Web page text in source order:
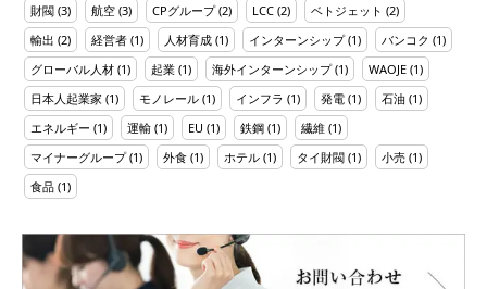
財閥 (3) 航空 (3) CPグループ(2) LCC (2) ベトジェット (2)
輸出 (2) 経営者 (1) 人材育成 (1) インターンシップ(1) バンコク (1)
グローバル人材 (1) 起業 (1) 海外インターンシップ(1) WAOJE (1)
日本人起業家 (1) モノレール (1) インフラ (1) 発電 (1) 石油 (1)
エネルギー (1) 運輸 (1) EU (1) 鉄鋼 (1) 繊維 (1)
マイナーグループ(1) 外食 (1) ホテル (1) タイ財閥 (1) 小売 (1)
食品 (1)